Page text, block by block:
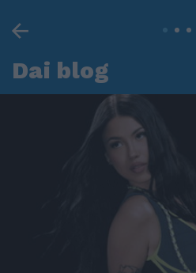
Dai blog